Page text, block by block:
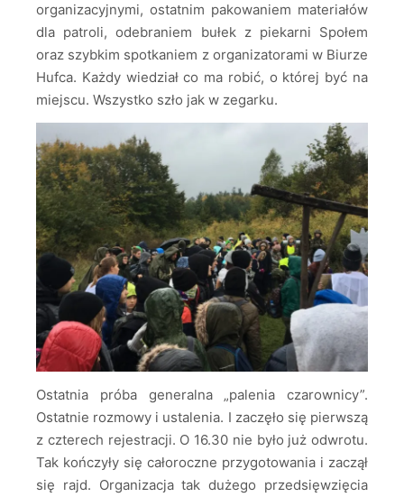
organizacyjnymi, ostatnim pakowaniem materiałów
dla patroli, odebraniem bułek z piekarni Społem
oraz szybkim spotkaniem z organizatorami w Biurze
Hufca. Każdy wiedział co ma robić, o której być na
miejscu. Wszystko szło jak w zegarku.
Ostatnia próba generalna „palenia czarownicy”.
Ostatnie rozmowy i ustalenia. I zaczęło się pierwszą
z czterech rejestracji. O 16.30 nie było już odwrotu.
Tak kończyły się całoroczne przygotowania i zaczął
się rajd. Organizacja tak dużego przedsięwzięcia